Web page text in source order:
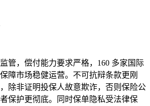
管，偿付能力要求严格，160 多家国际
障市场稳健运营。不可抗辩条款更刚
除非证明投保人故意欺诈，否则保险公
保护更彻底。同时保单隐私受法律保